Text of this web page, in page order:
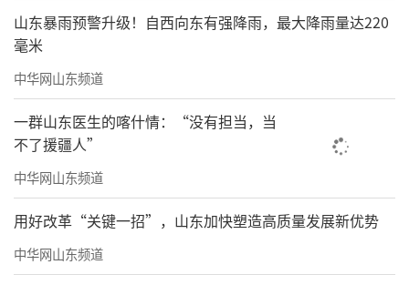
山东暴雨预警升级！自西向东有强降雨，最大降雨量达220
毫米
中华网山东频道
一群山东医生的喀什情：“没有担当，当
不了援疆人”
中华网山东频道
用好改革“关键一招”，山东加快塑造高质量发展新优势
中华网山东频道